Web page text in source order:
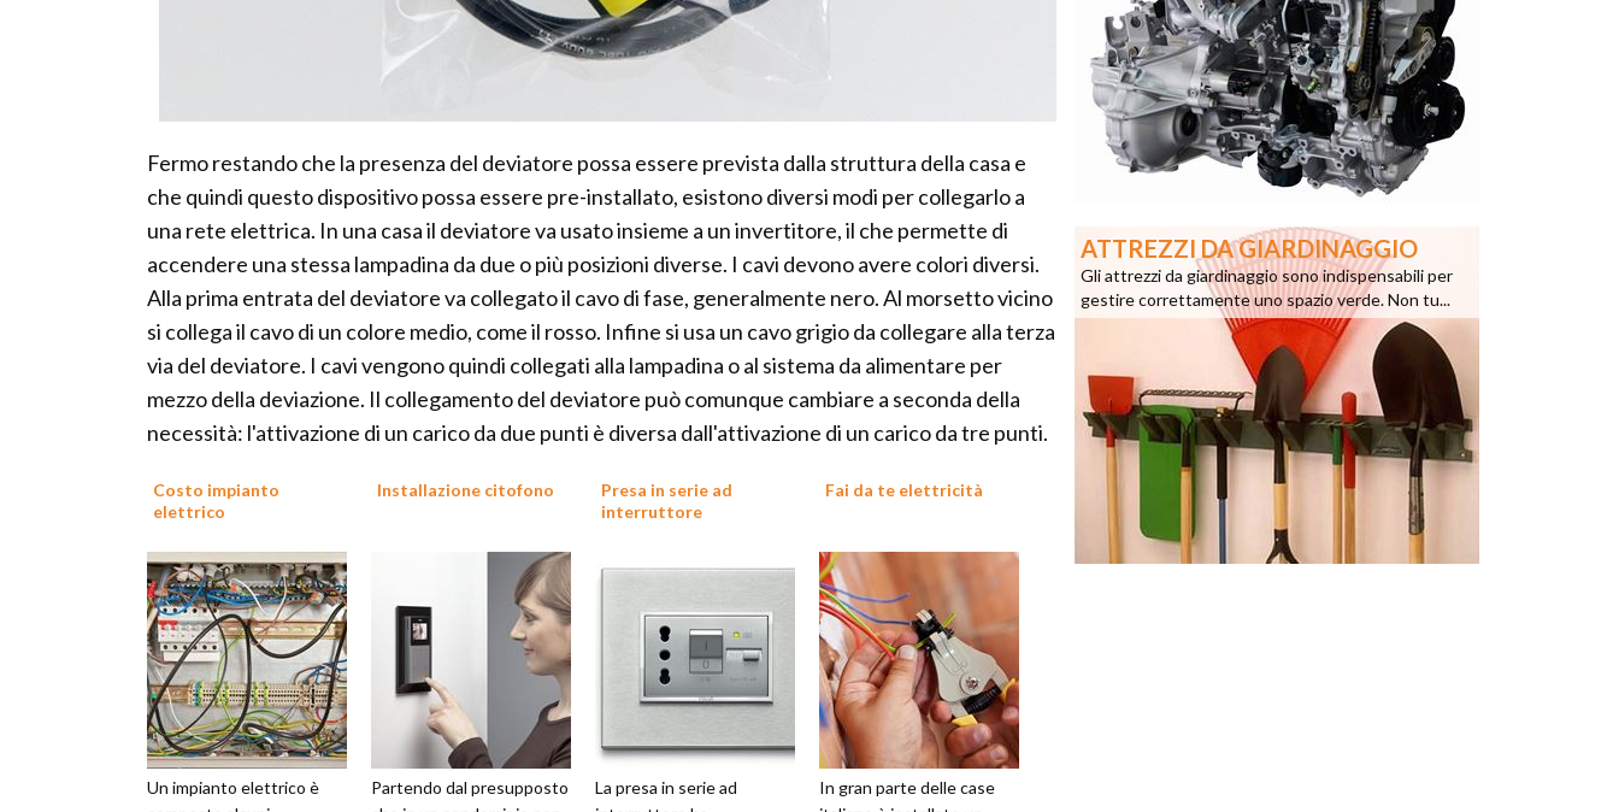
Fermo restando che la presenza del deviatore possa essere prevista dalla struttura della casa e
che quindi questo dispositivo possa essere pre-installato, esistono diversi modi per collegarlo a
una rete elettrica. In una casa il deviatore va usato insieme a un invertitore, il che permette di
accendere una stessa lampadina da due o più posizioni diverse. I cavi devono avere colori diversi.
Alla prima entrata del deviatore va collegato il cavo di fase, generalmente nero. Al morsetto vicino
si collega il cavo di un colore medio, come il rosso. Infine si usa un cavo grigio da collegare alla terza
via del deviatore. I cavi vengono quindi collegati alla lampadina o al sistema da alimentare per
mezzo della deviazione. Il collegamento del deviatore può comunque cambiare a seconda della
necessità: l'attivazione di un carico da due punti è diversa dall'attivazione di un carico da tre punti.
Costo impianto
elettrico
Un impianto elettrico è
Installazione citofono
Partendo dal presupposto
Presa in serie ad
interruttore
La presa in serie ad
Fai da te elettricità
In gran parte delle case
ATTREZZI DA GIARDINAGGIO
Gli attrezzi da giardinaggio sono indispensabili per
gestire correttamente uno spazio verde. Non tu...